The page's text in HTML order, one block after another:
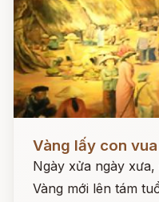
Vàng lấy con vua
Ngày xửa ngày
Vàng mới lên tám